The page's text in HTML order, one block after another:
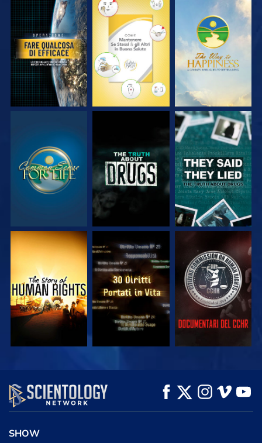
GUARDA GUARDA GUARDA
GUARDA GUARDA GUARDA
GUARDA GUARDA GUARDA
GUARDA
ESPLORA LE
SERIE
SHOW